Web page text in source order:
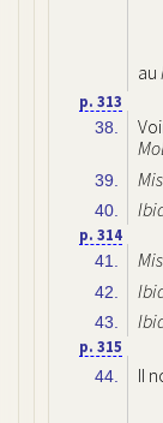
au
p. 313
38.
39.
40.
p. 314
41.
42.
43.
p. 315
44. II